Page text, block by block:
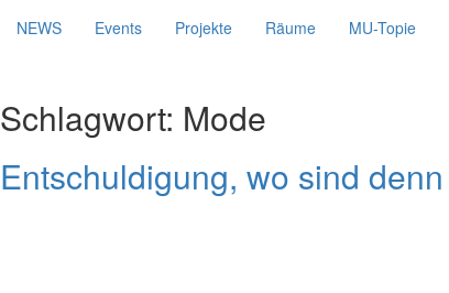
NEWS Events Projekte Räume MU-Topie
Schlagwort: Mode
Entschuldigung, wo sind